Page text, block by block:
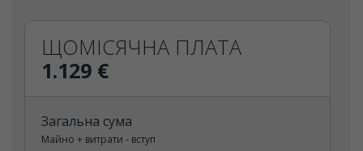
ЩОМІСЯЧНА ПЛАТА
1.129 €
Загальна сума
Майно + витрати - вступ